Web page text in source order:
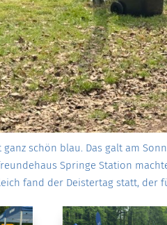
schön blau. Das galt am
Springe Station
fand der Deistertag statt, der